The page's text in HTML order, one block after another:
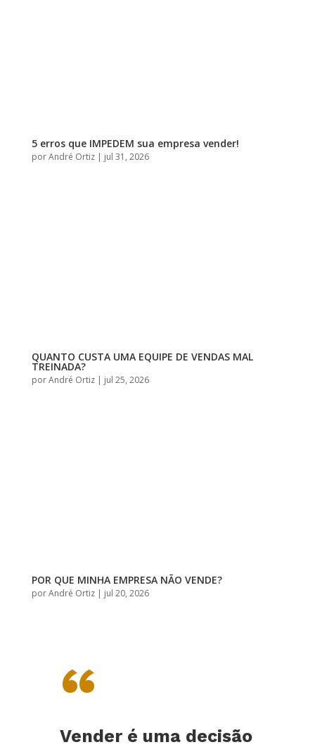
5 erros que IMPEDEM sua empresa vender!
porAndré Ortiz| jul 31, 2026
QUANTO CUSTA UMA EQUIPE DE VENDAS MAL
TREINADA?
porAndré Ortiz| jul 25, 2026
POR QUE MINHA EMPRESA NÃO VENDE?
porAndré Ortiz| jul 20, 2026
“
Vender é uma decisão